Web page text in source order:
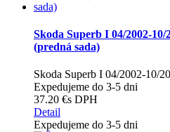
Skoda Superb I 04/2002-
(predná sada)
Skoda Superb I 04/2002-10/
Expedujeme do 3-5 dni
37.20 €s DPH
Detail
Expedujeme do 3-5 dni